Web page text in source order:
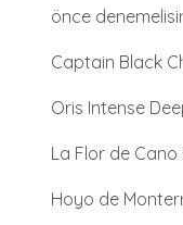
önce
Captain Black
Oris Intense
La Flor de Cano
Hoyo de